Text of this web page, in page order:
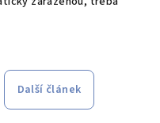
Další článek